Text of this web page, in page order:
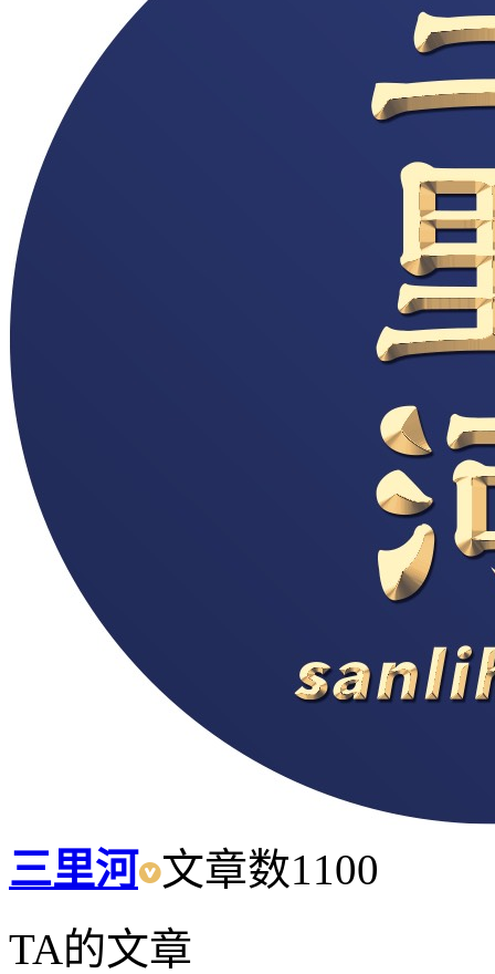
三里河 文章数1100
TA的文章